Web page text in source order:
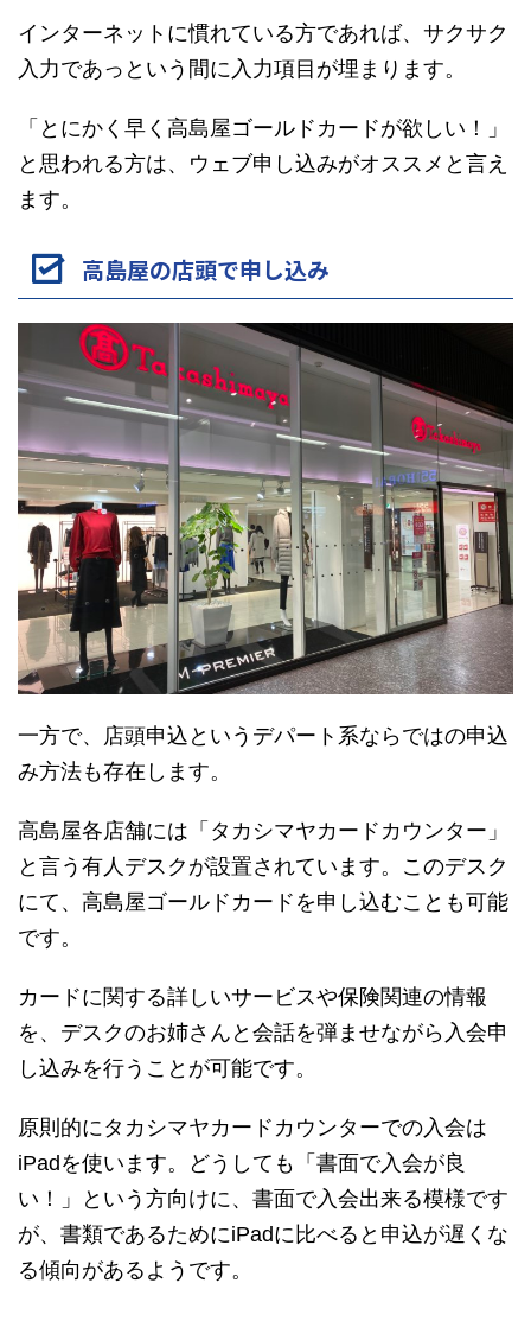
インターネットに慣れている方であれば、サクサク
入力であっという間に入力項目が埋まります。
「とにかく早く高島屋ゴールドカードが欲しい！」
と思われる方は、ウェブ申し込みがオススメと言え
ます。
高島屋の店頭で申し込み
一方で、店頭申込というデパート系ならではの申込
み方法も存在します。
高島屋各店舗には「タカシマヤカードカウンター」
と言う有人デスクが設置されています。このデスク
にて、高島屋ゴールドカードを申し込むことも可能
です。
カードに関する詳しいサービスや保険関連の情報
を、デスクのお姉さんと会話を弾ませながら入会申
し込みを行うことが可能です。
原則的にタカシマヤカードカウンターでの入会は
iPadを使います。どうしても「書面で入会が良
い！」という方向けに、書面で入会出来る模様です
が、書類であるためにiPadに比べると申込が遅くな
る傾向があるようです。